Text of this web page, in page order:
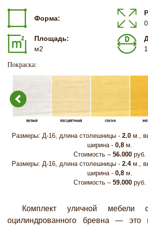
Форма:
Площадь:
м2
Покраска:
Размеры: Д-16, длина столешницы - 2.0м.,
ширина - 0,8 м.
Стоимость – 56.000 руб.
Размеры: Д-16, длина столешницы - 2.4м.,
ширина - 0,8 м.
Стоимость – 59.000 руб.
Комплект уличной мебели
оцилиндрованного бревна — это